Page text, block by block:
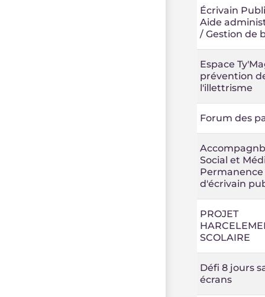
Écrivain
Aide
/ Gestion de
Espace
prévention
l'illettrisme
Forum des
Social et
Permanence
d'écrivain
PROJET
SCOLAIRE
Défi 8 jours
écrans